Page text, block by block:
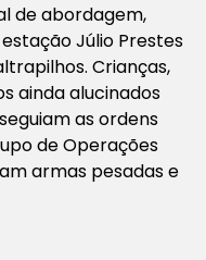
de abordagem,
Júlio Prestes
Crianças,
ainda alucinados
as ordens
de Operações
armas pesadas e